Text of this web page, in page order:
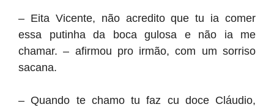
– Eita Vicente, não acredito que tu ia comer
essa putinha da boca gulosa e não ia me
chamar. – afirmou pro irmão, com um sorriso
sacana.
– Quando te chamo tu faz cu doce Cláudio,